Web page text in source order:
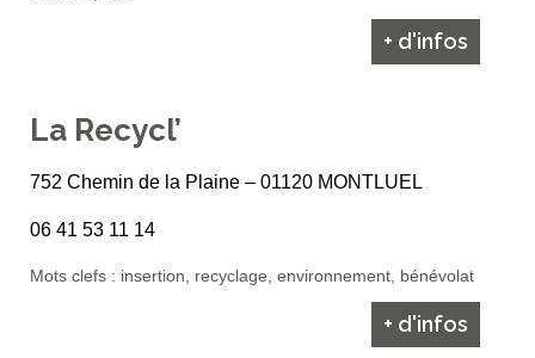
+ d'infos
La Recycl’
752 Chemin de la Plaine – 01120 MONTLUEL
06 41 53 11 14
Mots clefs : insertion, recyclage, environnement, bénévolat
+ d'infos